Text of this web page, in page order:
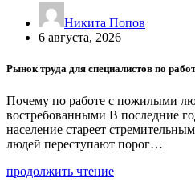
Никита Попов
6 августа, 2026
Рынок труда для специалистов по
Почему по работе с пожилыми
востребованными В последние
население стареет
людей переступают порог…
продолжить чтение